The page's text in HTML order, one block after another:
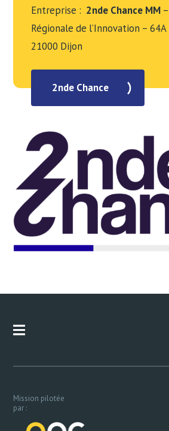
Entreprise : 2nde Chance MM
Régionale de l’Innovation – 64A
21000 Dijon
2nde Chance
Mission pilotée
par :